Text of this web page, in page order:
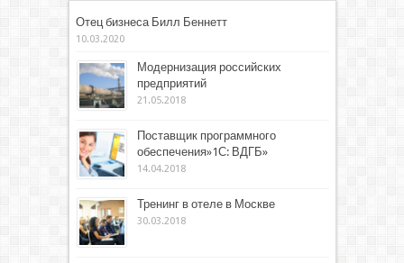
Отец бизнеса Билл Беннетт
10.03.2020
Модернизация российских
предприятий
21.05.2018
Поставщик программного
обеспечения»1С: ВДГБ»
14.04.2018
Тренинг в отеле в Москве
30.03.2018